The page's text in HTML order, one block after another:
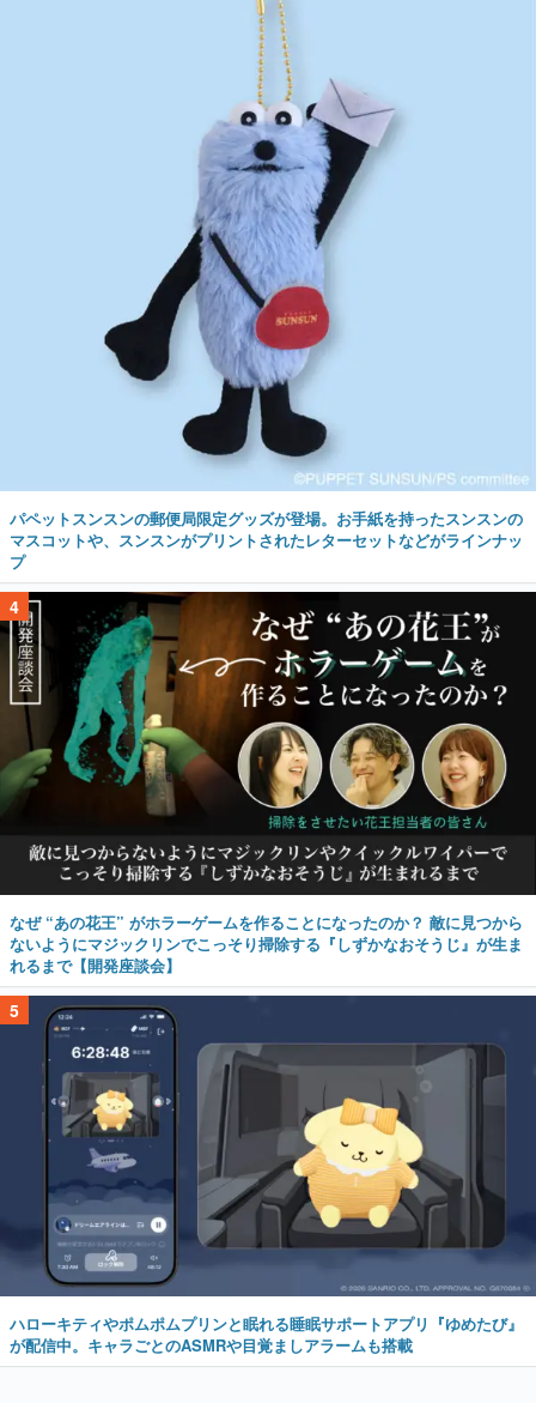
パペットスンスンの郵便局限定グッズが登場。お手紙を持ったスンスンの
マスコットや、スンスンがプリントされたレターセットなどがラインナッ
プ
4
なぜ “あの花王” がホラーゲームを作ることになったのか？ 敵に見つから
ないようにマジックリンでこっそり掃除する『しずかなおそうじ』が生ま
れるまで【開発座談会】
5
ハローキティやポムポムプリンと眠れる睡眠サポートアプリ『ゆめたび』
が配信中。キャラごとのASMRや目覚ましアラームも搭載